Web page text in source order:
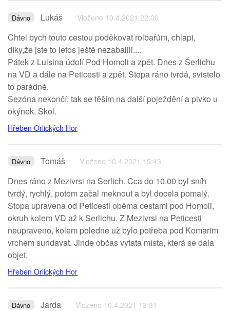
Dávno Lukáš Vloženo 10.4.2021 22:00
Chtel bych touto cestou poděkovat rolbařům, chlapi,
díky,že jste to letos ještě nezabalili....
Pátek z Luisina údolí Pod Homoli a zpět. Dnes z Šerlichu
na VD a dále na Peticesti a zpět. Stopa ráno tvrdá, svistelo
to parádně.
Sezóna nekončí, tak se těším na další poježdění a pivko u
okýnek. Skol.
Hřeben Orlických Hor
Dávno Tomáš Vloženo 10.4.2021 15:43
Dnes ráno z Mezivrsi na Serlich. Cca do 10.00 byl sníh
tvrdý, rychlý, potom začal meknout a byl docela pomalý.
Stopa upravena od Peticesti oběma cestami pod Homoli,
okruh kolem VD až k Serlichu. Z Mezivrsi na Peticesti
neupraveno, kolem poledne už bylo potřeba pod Komarim
vrchem sundavat. Jinde občas vytata místa, která se dala
objet.
Hřeben Orlických Hor
Dávno Jarda Vloženo 10.4.2021 13:31